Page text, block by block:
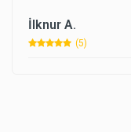
İlknur A.
(5)